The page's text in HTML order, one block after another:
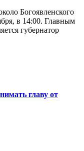
Богоявленского
в 14:00. Главным
губернатор
главу от